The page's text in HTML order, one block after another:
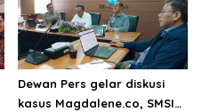
Dewan Pers gelar diskusi
kasus Magdalene.co, SMSI